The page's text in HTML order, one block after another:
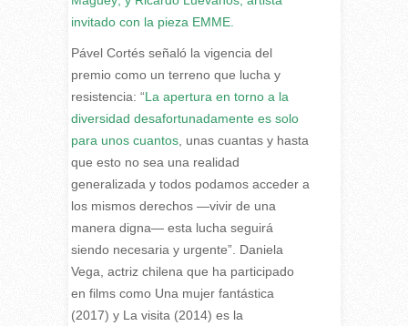
invitado con la pieza EMME.
Pável Cortés señaló la vigencia del
premio como un terreno que lucha y
resistencia: “La apertura en torno a la
diversidad desafortunadamente es solo
para unos cuantos, unas cuantas y hasta
que esto no sea una realidad
generalizada y todos podamos acceder a
los mismos derechos —vivir de una
manera digna— esta lucha seguirá
siendo necesaria y urgente”. Daniela
Vega, actriz chilena que ha participado
en films como Una mujer fantástica
(2017) y La visita (2014) es la